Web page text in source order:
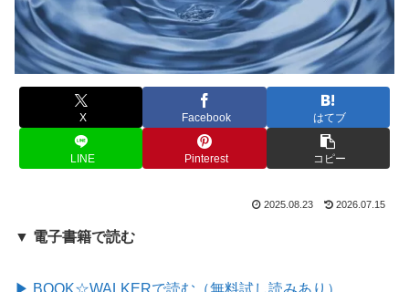
X Facebook はてブ
LINE Pinterest コピー
2025.08.23 2026.07.15
▼ 電子書籍で読む
▶ BOOK☆WALKERで読む（無料試し読みあり）